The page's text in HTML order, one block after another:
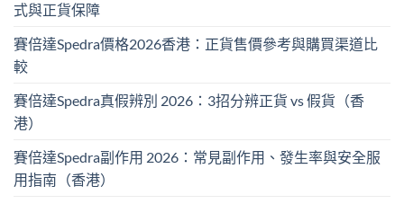
式與正貨保障
賽倍達Spedra價格2026香港：正貨售價參考與購買渠道比
較
賽倍達Spedra真假辨別 2026：3招分辨正貨 vs 假貨（香
港）
賽倍達Spedra副作用 2026：常見副作用、發生率與安全服
用指南（香港）